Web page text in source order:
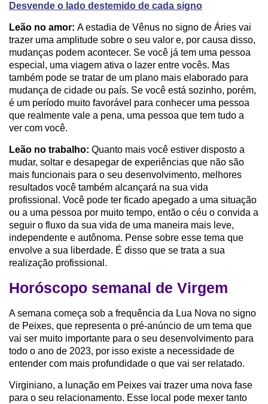
Desvende o lado destemido de cada signo
Leão no amor: A estadia de Vênus no signo de Áries vai
trazer uma amplitude sobre o seu valor e, por causa disso,
mudanças podem acontecer. Se você já tem uma pessoa
especial, uma viagem ativa o lazer entre vocês. Mas
também pode se tratar de um plano mais elaborado para
mudança de cidade ou país. Se você está sozinho, porém,
é um período muito favorável para conhecer uma pessoa
que realmente vale a pena, uma pessoa que tem tudo a
ver com você.
Leão no trabalho: Quanto mais você estiver disposto a
mudar, soltar e desapegar de experiências que não são
mais funcionais para o seu desenvolvimento, melhores
resultados você também alcançará na sua vida
profissional. Você pode ter ficado apegado a uma situação
ou a uma pessoa por muito tempo, então o céu o convida a
seguir o fluxo da sua vida de uma maneira mais leve,
independente e autônoma. Pense sobre esse tema que
envolve a sua liberdade. É disso que se trata a sua
realização profissional.
Horóscopo semanal de Virgem
A semana começa sob a frequência da Lua Nova no signo
de Peixes, que representa o pré-anúncio de um tema que
vai ser muito importante para o seu desenvolvimento para
todo o ano de 2023, por isso existe a necessidade de
entender com mais profundidade o que vai ser relatado.
Virginiano, a lunação em Peixes vai trazer uma nova fase
para o seu relacionamento. Esse local pode mexer tanto